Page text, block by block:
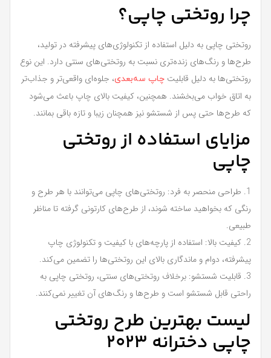
چرا روتختی چاپی؟
روتختی چاپی به دلیل استفاده از تکنولوژی‌های پیشرفته در تولید،
طرح‌ها و رنگ‌های زنده‌تری نسبت به روتختی‌های سنتی دارد. این نوع
روتختی‌ها به دلیل قابلیت چاپ سه‌بعدی، جلوه‌ای واقعی‌تر و جذاب‌تر
به اتاق خواب می‌بخشند. همچنین، کیفیت بالای چاپ باعث می‌شود
که طرح‌ها حتی پس از شستشو نیز همچنان زیبا و تازه باقی بمانند.
مزایای استفاده از روتختی
چاپی
1. طراحی منحصر به فرد: روتختی‌های چاپی می‌توانند با هر طرح و
رنگی که بخواهید ساخته شوند، از طرح‌های کارتونی گرفته تا مناظر
طبیعی.
2. کیفیت بالا: استفاده از پارچه‌های با کیفیت و تکنولوژی چاپ
پیشرفته، دوام و ماندگاری بالای این روتختی‌ها را تضمین می‌کند.
3. قابلیت شستشو: برخلاف روتختی‌های سنتی، روتختی چاپی به
راحتی قابل شستشو است و طرح‌ها و رنگ‌های آن تغییر نمی‌کنند.
لیست بهترین طرح روتختی
چاپی دخترانه 2023